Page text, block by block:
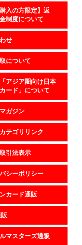
購入の方限定】返
制度について
せ
について
アジア圏向け日本
ード」について
ガジン
テゴリリンク
引法表示
シーポリシー
カード通販
マスターズ通販